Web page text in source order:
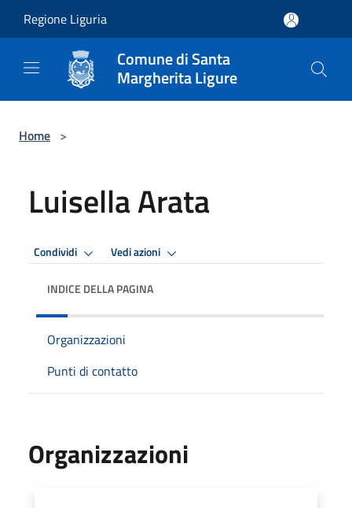
Regione Liguria
Comune di Santa
Margherita Ligure
Home >
Luisella Arata
Condividi Vedi azioni
INDICE DELLA PAGINA
Organizzazioni
Punti di contatto
Organizzazioni